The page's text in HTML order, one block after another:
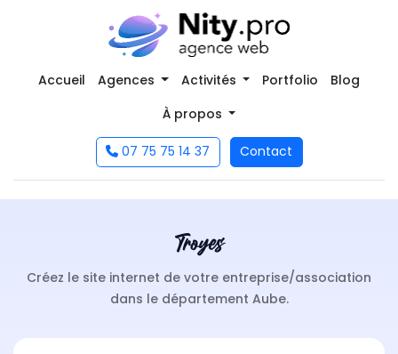
Accueil Agences Activités Portfolio
Blog
À propos
07 75 75 14 37 Contact
Troyes
Créez le site internet de votre entreprise/association
dans le département Aube.